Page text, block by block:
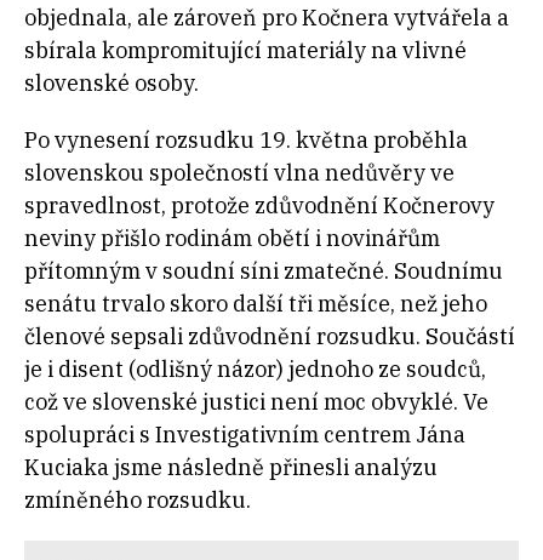
objednala, ale zároveň pro Kočnera vytvářela a
sbírala kompromitující materiály na vlivné
slovenské osoby.
Po vynesení rozsudku 19. května proběhla
slovenskou společností vlna nedůvěry ve
spravedlnost, protože zdůvodnění Kočnerovy
neviny přišlo rodinám obětí i novinářům
přítomným v soudní síni zmatečné. Soudnímu
senátu trvalo skoro další tři měsíce, než jeho
členové sepsali zdůvodnění rozsudku. Součástí
je i disent (odlišný názor) jednoho ze soudců,
což ve slovenské justici není moc obvyklé. Ve
spolupráci s Investigativním centrem Jána
Kuciaka jsme následně přinesli analýzu
zmíněného rozsudku.